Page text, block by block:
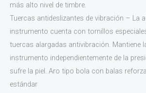
más alto nivel de timbre.
Tuercas antideslizantes de vibración – La
instrumento cuenta con tornillos
tuercas alargadas antivibración. Mantiene
instrumento independientemente de la
sufre la piel. Aro tipo bola con balas
estándar